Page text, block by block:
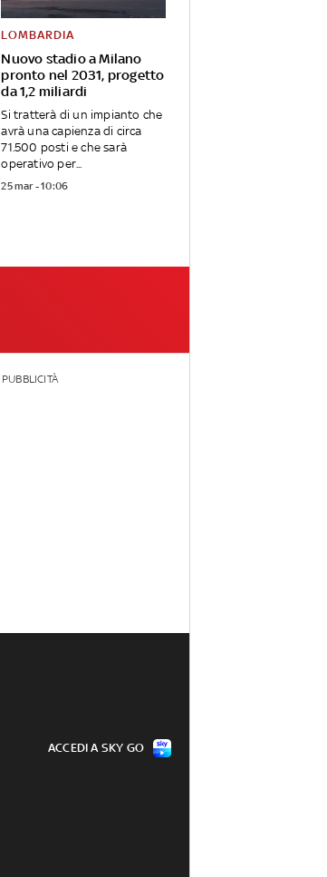
Nuovo stadio a Milano
pronto nel 2031, progetto
da 1,2 miliardi
LOMBARDIA
Si tratterà di un impianto che
avrà una capienza di circa
71.500 posti e che sarà
operativo per...
25 mar - 10:06
PUBBLICITÀ
ACCEDI A SKY GO